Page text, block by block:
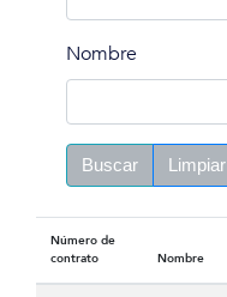
Nombre
Buscar Limpiar
Número de
contrato
Nombre